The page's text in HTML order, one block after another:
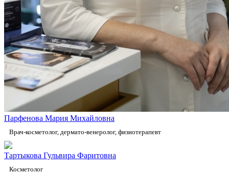
Парфенова Мария Михайловна
Врач-косметолог, дермато-венеролог, физиотерапевт
Тартыкова Гульвира Фаритовна
Косметолог